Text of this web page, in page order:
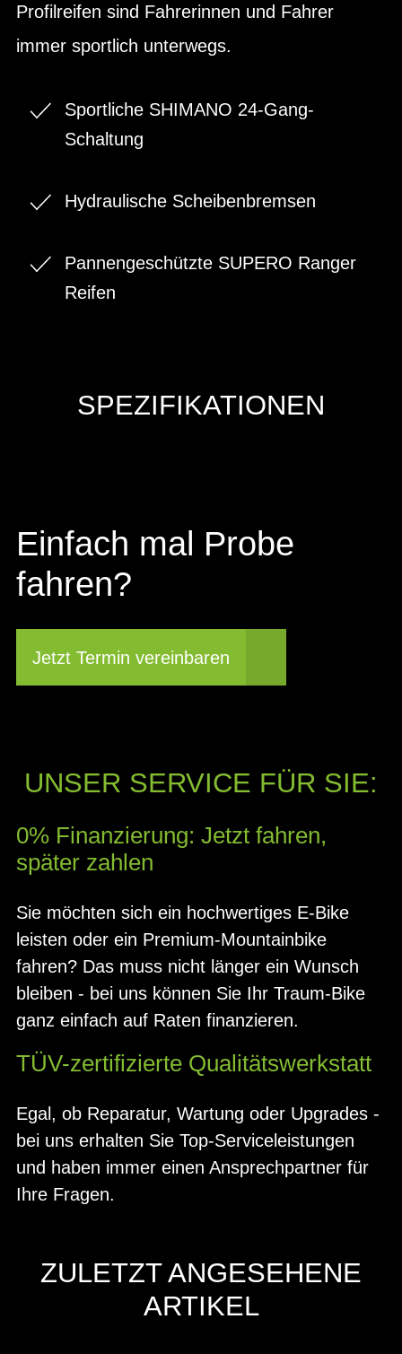
Profilreifen sind Fahrerinnen und Fahrer
immer sportlich unterwegs.
Sportliche SHIMANO 24-Gang-
Schaltung
Hydraulische Scheibenbremsen
Pannengeschützte SUPERO Ranger
Reifen
SPEZIFIKATIONEN
Einfach mal Probe
fahren?
Jetzt Termin vereinbaren
UNSER SERVICE FÜR SIE:
0% Finanzierung: Jetzt fahren,
später zahlen
Sie möchten sich ein hochwertiges E-Bike
leisten oder ein Premium-Mountainbike
fahren? Das muss nicht länger ein Wunsch
bleiben - bei uns können Sie Ihr Traum-Bike
ganz einfach auf Raten finanzieren.
TÜV-zertifizierte Qualitätswerkstatt
Egal, ob Reparatur, Wartung oder Upgrades -
bei uns erhalten Sie Top-Serviceleistungen
und haben immer einen Ansprechpartner für
Ihre Fragen.
ZULETZT ANGESEHENE
ARTIKEL